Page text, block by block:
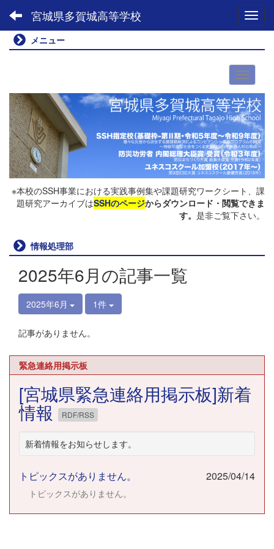
宮城県多賀城高等学校
メニュー
※本校のSSH事業における実践事例集や課題研究ワークシート、課
題研究アーカイブはSSHのページからダウンロード・閲覧できま
す。 是非ご覧下さい。
情報処理部
2025年6月の記事一覧
2025年6月 1件
記事がありません。
緊急連絡用掲示板
[宮城県緊急連絡用掲示板]新着
情報 RDF/RSS
新着情報をお知らせします。
トピックスがありません。 2025/04/14
トピックスがありません。